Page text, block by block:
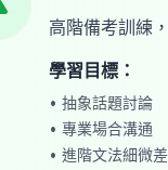
高階備考訓練
學習目標：
• 抽象話題討論
• 專業場合溝通
• 進階文法細微